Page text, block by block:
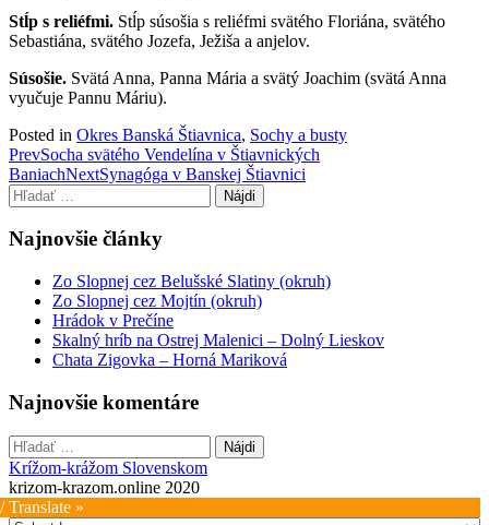
Stĺp s reliéfmi. Stĺp súsošia s reliéfmi svätého Floriána, svätého
Sebastiána, svätého Jozefa, Ježiša a anjelov.
Súsošie. Svätá Anna, Panna Mária a svätý Joachim (svätá Anna
vyučuje Pannu Máriu).
Posted in Okres Banská Štiavnica, Sochy a busty
Post
navigation
PrevSocha svätého Vendelína v Štiavnických
BaniachNextSynagóga v Banskej Štiavnici
Hľadať:
Najnovšie články
Zo Slopnej cez Belušské Slatiny (okruh)
Zo Slopnej cez Mojtín (okruh)
Hrádok v Prečíne
Skalný hríb na Ostrej Malenici – Dolný Lieskov
Chata Zigovka – Horná Mariková
Najnovšie komentáre
Hľadať:
Krížom-krážom Slovenskom
krizom-krazom.online 2020
Translate »